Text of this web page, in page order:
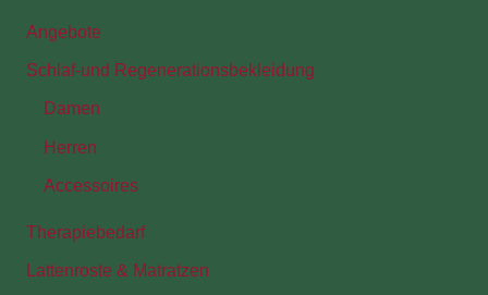
Angebote
Schlaf-und Regenerationsbekleidung
Damen
Herren
Accessoires
Therapiebedarf
Lattenroste & Matratzen